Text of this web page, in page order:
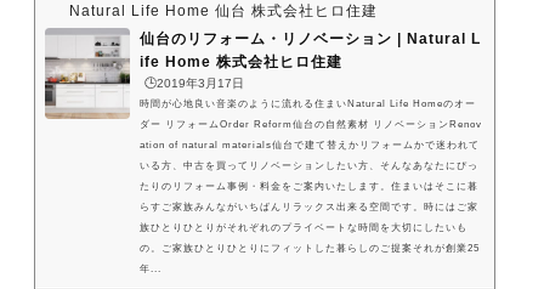
Natural Life Home 仙台 株式会社ヒロ住建
仙台のリフォーム・リノベーション | Natural L
ife Home 株式会社ヒロ住建
🕒️2019年3月17日
時間が心地良い音楽のように流れる住まいNatural Life Homeのオー
ダー リフォームOrder Reform仙台の自然素材 リノベーションRenov
ation of natural materials仙台で建て替えかリフォームかで迷われて
いる方、中古を買ってリノベーションしたい方、そんなあなたにぴっ
たりのリフォーム事例・料金をご案内いたします。住まいはそこに暮
らすご家族みんながいちばんリラックス出来る空間です。時にはご家
族ひとりひとりがそれぞれのプライベートな時間を大切にしたいも
の。ご家族ひとりひとりにフィットした暮らしのご提案それが創業25
年...